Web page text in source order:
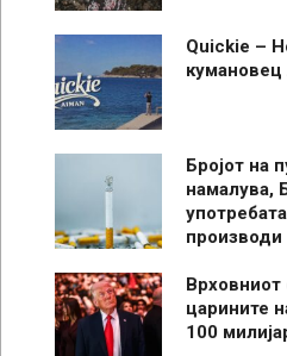
Quickie –
Бројот на
намалува,
производи
царините
100